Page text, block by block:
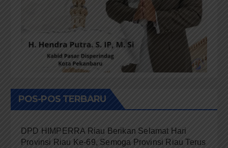
POS-POS TERBARU
DPD HIMPERRA Riau Berikan Selamat Hari
Provinsi Riau Ke-69, Semoga Provinsi Riau Terus